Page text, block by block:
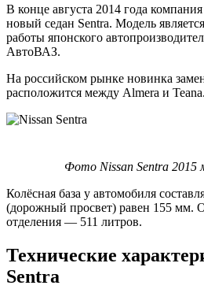
В конце августа 2014 года
новый седан Sentra. Модель
работы японского
АвтоВАЗ.
На российском рынке новинка
расположится между Almera и Teana.
Фото Nissan Sentra 2015
Колёсная база у автомобиля
(дорожный просвет) равен 155 мм.
отделения — 511 литров.
Технические
Sentra